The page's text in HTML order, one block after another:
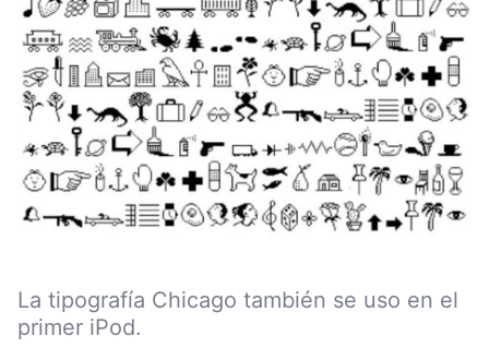
La tipografía Chicago también se uso en el
primer iPod.